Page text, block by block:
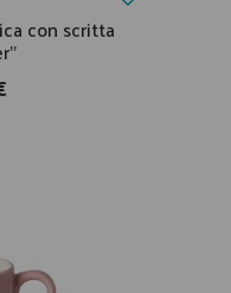
con scritta